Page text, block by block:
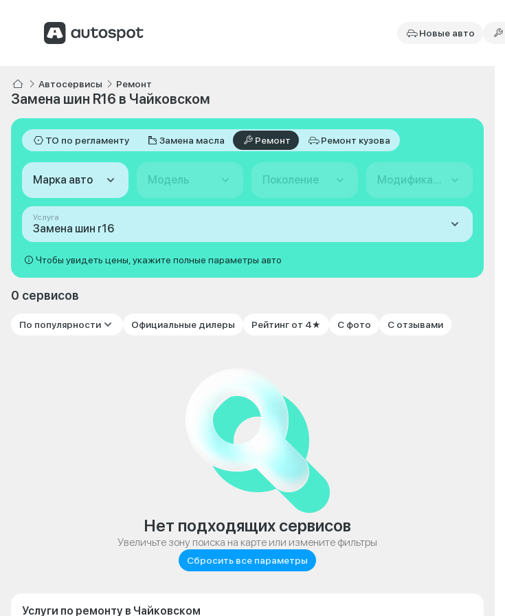
Новые авто
Автосервисы Ремонт
Замена шин R16 в Чайковском
ТО по регламенту Замена масла Ремонт Ремонт кузова
Марка авто Модель Поколение Модификация
Услуга
Замена шин r16
Чтобы увидеть цены, укажите полные параметры авто
0 сервисов
По популярности Официальные дилеры Рейтинг от 4★ С фото С отзывами
Нет подходящих сервисов
Увеличьте зону поиска на карте или измените фильтры
Сбросить все параметры
Услуги по ремонту в Чайковском